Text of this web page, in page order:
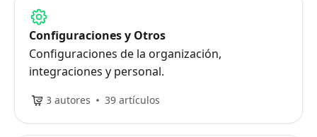
Configuraciones y Otros
Configuraciones de la organización,
integraciones y personal.
3 autores 39 artículos